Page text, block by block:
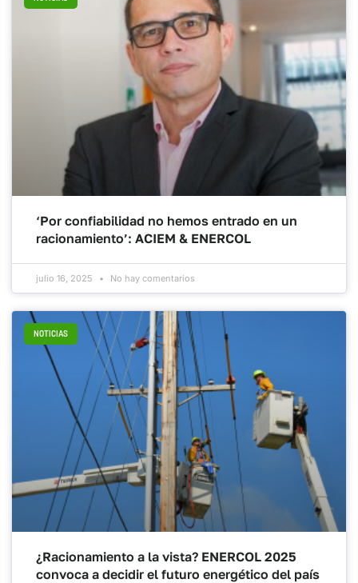
‘Por confiabilidad no hemos entrado en un
racionamiento’: ACIEM & ENERCOL
julio 16, 2025 No hay comentarios
NOTICIAS
¿Racionamiento a la vista? ENERCOL 2025
convoca a decidir el futuro energético del país